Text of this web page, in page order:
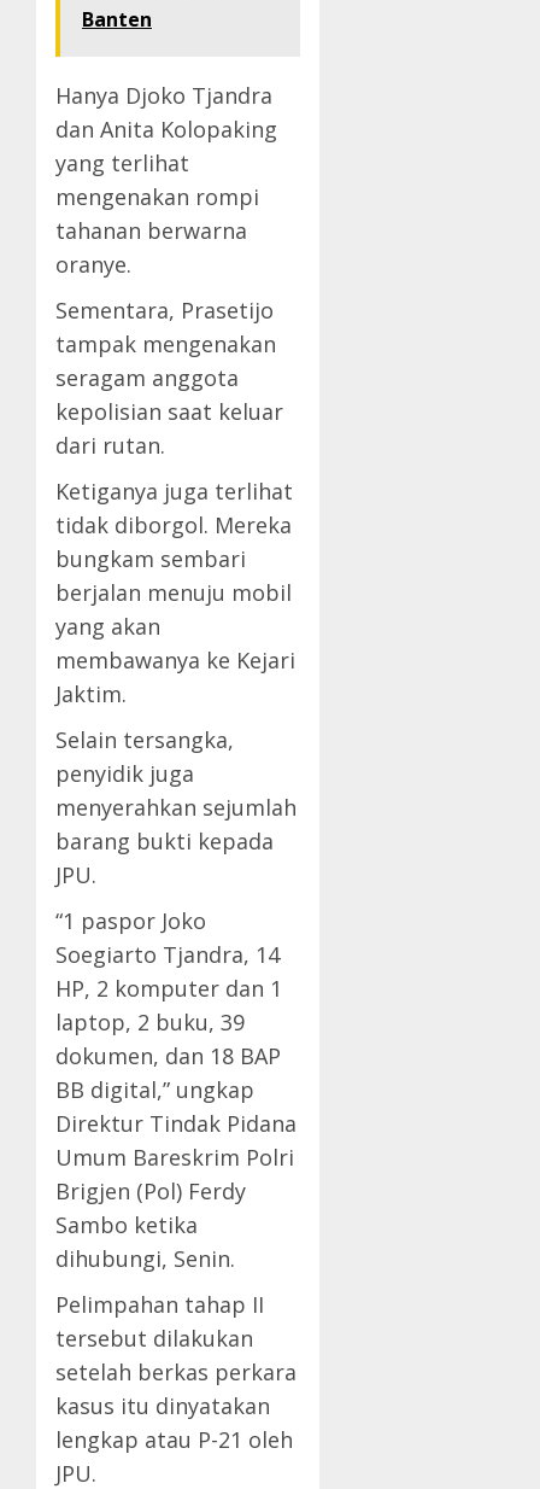
Banten
Hanya Djoko Tjandra
dan Anita Kolopaking
yang terlihat
mengenakan rompi
tahanan berwarna
oranye.
Sementara, Prasetijo
tampak mengenakan
seragam anggota
kepolisian saat keluar
dari rutan.
Ketiganya juga terlihat
tidak diborgol. Mereka
bungkam sembari
berjalan menuju mobil
yang akan
membawanya ke Kejari
Jaktim.
Selain tersangka,
penyidik juga
menyerahkan sejumlah
barang bukti kepada
JPU.
“1 paspor Joko
Soegiarto Tjandra, 14
HP, 2 komputer dan 1
laptop, 2 buku, 39
dokumen, dan 18 BAP
BB digital,” ungkap
Direktur Tindak Pidana
Umum Bareskrim Polri
Brigjen (Pol) Ferdy
Sambo ketika
dihubungi, Senin.
Pelimpahan tahap II
tersebut dilakukan
setelah berkas perkara
kasus itu dinyatakan
lengkap atau P-21 oleh
JPU.